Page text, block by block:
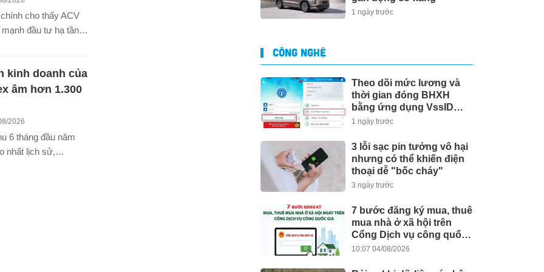
cho thấy ACV
đầu tư hạ tầng
chiếm tới 94%.
kinh doanh của
âm hơn 1.300
2026
6 tháng đầu năm
nhất lịch sử,
1 ngày trước
CÔNG NGHỆ
Theo dõi mức lương và
thời gian đóng BHXH
bằng ứng dụng VssID
mới nhất
1 ngày trước
3 lỗi sạc pin tưởng vô hại
nhưng có thể khiến điện
thoại dễ "bốc cháy"
3 ngày trước
7 bước đăng ký mua, thuê
mua nhà ở xã hội trên
Cổng Dịch vụ công quốc
gia
10:07 04/08/2026